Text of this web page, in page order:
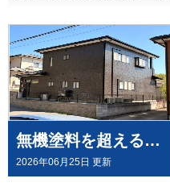
無機塗料を超える有機HRC塗料「タテイルⅡ」で施工させていただきました（塗料メーカー：プレマテックス社）
2026年06月25日 更新